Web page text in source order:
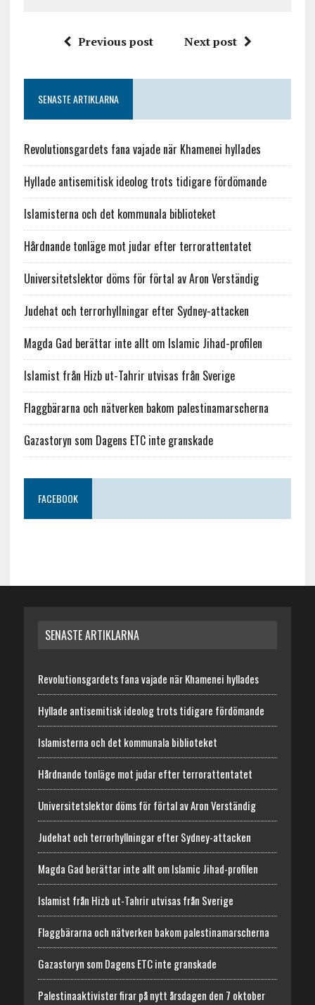
Previous post Next post
SENASTE ARTIKLARNA
Revolutionsgardets fana vajade när Khamenei hyllades
Hyllade antisemitisk ideolog trots tidigare fördömande
Islamisterna och det kommunala biblioteket
Hårdnande tonläge mot judar efter terrorattentatet
Universitetslektor döms för förtal av Aron Verständig
Judehat och terrorhyllningar efter Sydney-attacken
Magda Gad berättar inte allt om Islamic Jihad-profilen
Islamist från Hizb ut-Tahrir utvisas från Sverige
Flaggbärarna och nätverken bakom palestinamarscherna
Gazastoryn som Dagens ETC inte granskade
FACEBOOK
SENASTE ARTIKLARNA
Revolutionsgardets fana vajade när Khamenei hyllades
Hyllade antisemitisk ideolog trots tidigare fördömande
Islamisterna och det kommunala biblioteket
Hårdnande tonläge mot judar efter terrorattentatet
Universitetslektor döms för förtal av Aron Verständig
Judehat och terrorhyllningar efter Sydney-attacken
Magda Gad berättar inte allt om Islamic Jihad-profilen
Islamist från Hizb ut-Tahrir utvisas från Sverige
Flaggbärarna och nätverken bakom palestinamarscherna
Gazastoryn som Dagens ETC inte granskade
Palestinaaktivister firar på nytt årsdagen den 7 oktober